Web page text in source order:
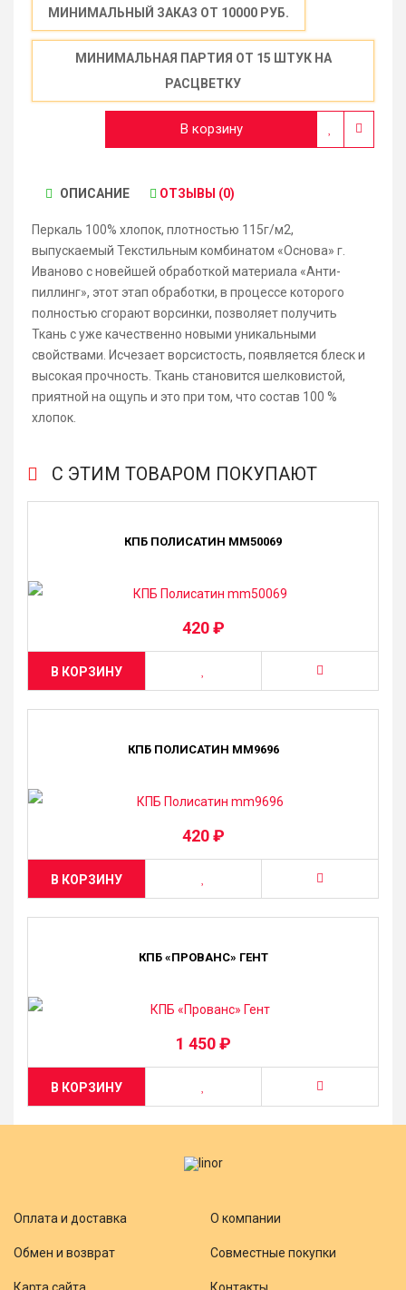
МИНИМАЛЬНЫЙ ЗАКАЗ ОТ 10000 РУБ.
МИНИМАЛЬНАЯ ПАРТИЯ ОТ 15 ШТУК НА
РАСЦВЕТКУ
В корзину
ОПИСАНИЕ ОТЗЫВЫ (0)
Перкаль 100% хлопок, плотностью 115г/м2,
выпускаемый Текстильным комбинатом «Основа» г.
Иваново с новейшей обработкой материала «Анти-
пиллинг», этот этап обработки, в процессе которого
полностью сгорают ворсинки, позволяет получить
Ткань с уже качественно новыми уникальными
свойствами. Исчезает ворсистость, появляется блеск и
высокая прочность. Ткань становится шелковистой,
приятной на ощупь и это при том, что состав 100 %
хлопок.
С ЭТИМ ТОВАРОМ ПОКУПАЮТ
КПБ ПОЛИСАТИН MM50069
420 ₽
В КОРЗИНУ
КПБ ПОЛИСАТИН MM9696
420 ₽
В КОРЗИНУ
КПБ «ПРОВАНС» ГЕНТ
1 450 ₽
В КОРЗИНУ
Оплата и доставка
Обмен и возврат
О компании
Совместные покупки